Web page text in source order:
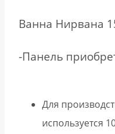
Ванна Нирвана
-Панель
Для
используется